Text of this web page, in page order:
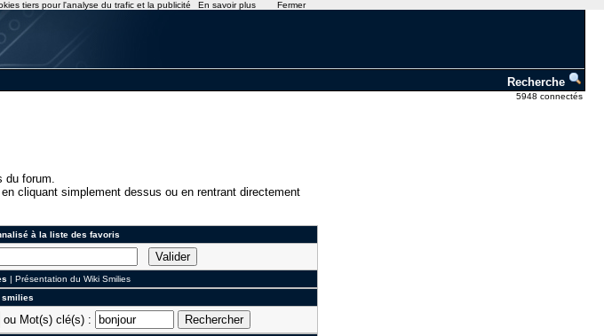
Recherche
5948 connectés
du forum.
cliquant simplement dessus ou en rentrant directement
à la liste des favoris
| Présentation du Wiki Smilies
smilies
ou Mot(s) clé(s) :
tiers pour l'analyse du trafic et la publicité En savoir plus Fermer